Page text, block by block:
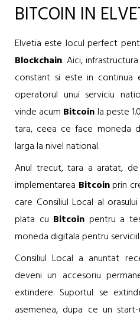
BITCOIN IN
Elvetia este locul perfect
Blockchain. Aici,
constant si este in continua
operatorul unui serviciu
vinde acum Bitcoinla peste
tara, ceea ce face moneda
larga la nivel national.
Anul trecut, tara a aratat, de
implementarea Bitcoinprin
care Consiliul Local al
plata cu Bitcoin pentru a
moneda digitala pentru
Consiliul Local a anuntat
deveni un accesoriu
extindere. Suportul se
asemenea, dupa ce un